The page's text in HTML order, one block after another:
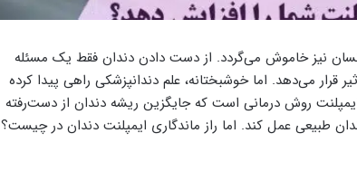
نیز خاموش می‌گردد. از دست دادن دندان فقط یک مسئله
می‌دهد. اما خوشبختانه، علم دندانپزشکی راهی پیدا کرده
روش درمانی است که جایگزین ریشه دندان از دست‌رفته
طبیعی عمل کند. اما راز ماندگاری ایمپلنت دندان در چیست؟